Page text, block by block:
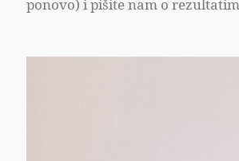
ponovo) i pišite nam o